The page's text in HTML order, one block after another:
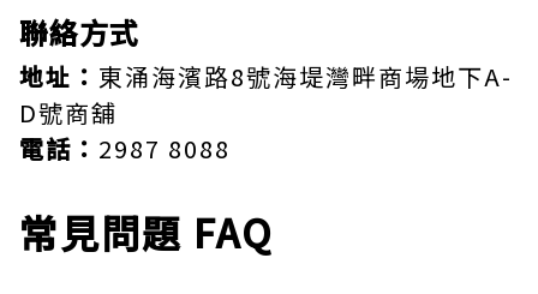
聯絡方式
地址： 東涌海濱路8號海堤灣畔商場地下A-
D號商舖
電話： 2987 8088
常見問題 FAQ